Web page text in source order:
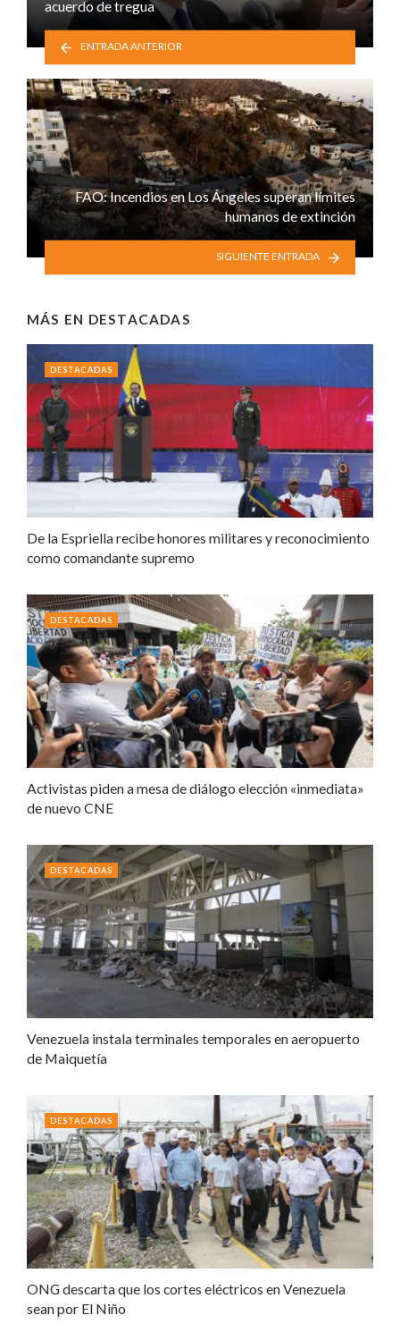
acuerdo de tregua
ENTRADA ANTERIOR
FAO: Incendios en Los Ángeles superan límites
humanos de extinción
SIGUIENTE ENTRADA
MÁS EN DESTACADAS
De la Espriella recibe honores militares y reconocimiento
como comandante supremo
DESTACADAS
Activistas piden a mesa de diálogo elección «inmediata»
de nuevo CNE
DESTACADAS
Venezuela instala terminales temporales en aeropuerto
de Maiquetía
DESTACADAS
ONG descarta que los cortes eléctricos en Venezuela
sean por El Niño
DESTACADAS